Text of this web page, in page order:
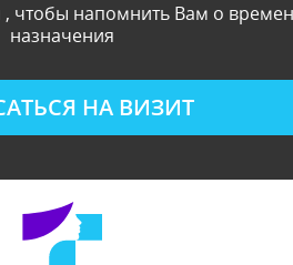
чтобы напомнить Вам о
назначения
НА ВИЗИТ